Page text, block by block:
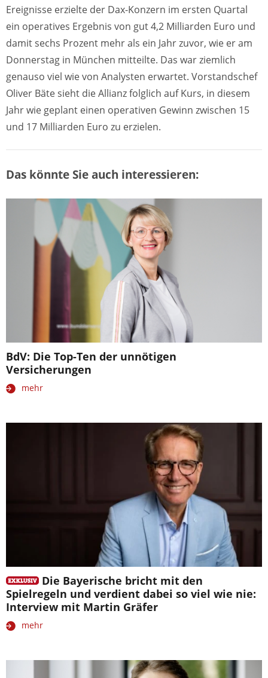
Ereignisse erzielte der Dax-Konzern im ersten Quartal
ein operatives Ergebnis von gut 4,2 Milliarden Euro und
damit sechs Prozent mehr als ein Jahr zuvor, wie er am
Donnerstag in München mitteilte. Das war ziemlich
genauso viel wie von Analysten erwartet. Vorstandschef
Oliver Bäte sieht die Allianz folglich auf Kurs, in diesem
Jahr wie geplant einen operativen Gewinn zwischen 15
und 17 Milliarden Euro zu erzielen.
Das könnte Sie auch interessieren:
BdV: Die Top-Ten der unnötigen
Versicherungen
mehr
Die Bayerische bricht mit den
Spielregeln und verdient dabei so viel wie nie:
Interview mit Martin Gräfer
mehr